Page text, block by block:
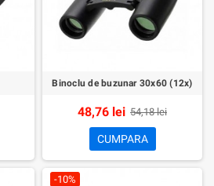
Binoclu de buzunar 30x60 (12x)
48,76 lei 54,18 lei
CUMPARA
-10%